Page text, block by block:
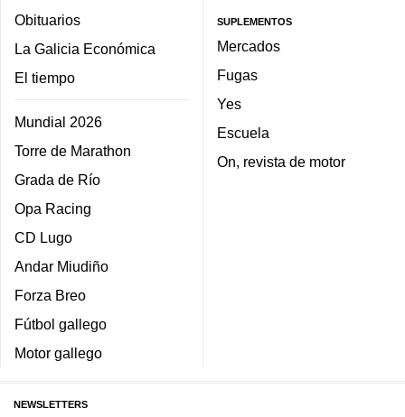
Obituarios
La Galicia Económica
El tiempo
Mundial 2026
Torre de Marathon
Grada de Río
Opa Racing
CD Lugo
Andar Miudiño
Forza Breo
Fútbol gallego
Motor gallego
SUPLEMENTOS
Mercados
Fugas
Yes
Escuela
On, revista de motor
NEWSLETTERS